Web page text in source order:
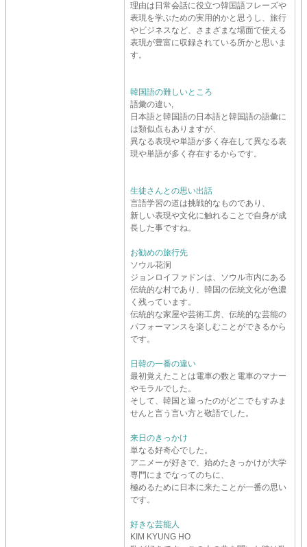
理由は日常会話に役立つ韓国語フレーズや
表現を学ぶための実用的かと思うし、旅行
やビジネスなど、さまざまな場面で使える
表現が豊富に収録されている所かと思いま
す。
韓国語の難しいところ
語彙の違い,
日本語と韓国語の日本語と韓国語の語彙に
は類似点もありますが、
異なる表現や単語が多く存在して異なる表
現や単語が多く存在するからです。
生徒さんとの思い出話
言語学習の道は挑戦的なものであり、
新しい表現や文化に触れることで自身が成
長した事ですね。
お勧めの旅行先
ソウル花洞
ジョンロイファドンは、ソウル市内にある
伝統的な村であり、韓国の伝統文化が色濃
く残っています。
伝統的な家屋や芸術工房、伝統的な芸能の
パフォーマンスを楽しむことができるから
です。
日韓の一番の違い
最初覚えたことは電車の数と電車のマナー
やモラルでした。
そして、韓国と違ったのがどこでもすみま
せんと言う言い方と敬語でした。
来日のきっかけ
単なる好奇心でした。
アニメーが好きで、始めたきっかけが大学
専門にまでなってのちに、
極めるために日本に来たことが一番の思い
です。
好きな芸能人
KIM KYUNG HO